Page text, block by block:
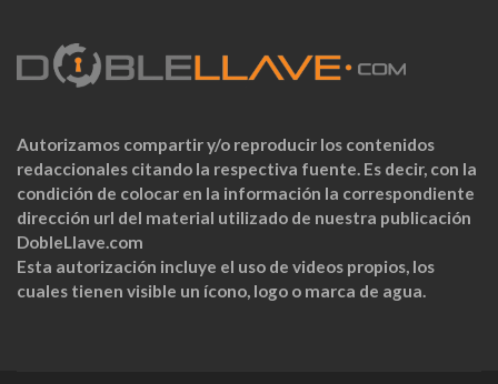
Autorizamos compartir y/o reproducir los contenidos
redaccionales citando la respectiva fuente. Es decir, con la
condición de colocar en la información la correspondiente
dirección url del material utilizado de nuestra publicación
DobleLlave.com
Esta autorización incluye el uso de videos propios, los
cuales tienen visible un ícono, logo o marca de agua.